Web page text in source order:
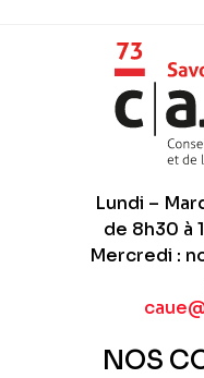
Lundi –
de 8h30 à
Mercredi :
NOS